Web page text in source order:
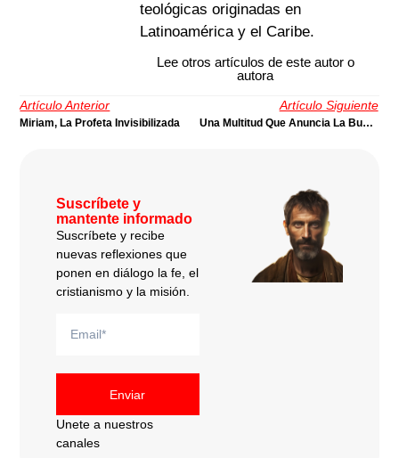
teológicas originadas en
Latinoamérica y el Caribe.
Lee otros artículos de este autor o
autora
Artículo Anterior
Miriam, La Profeta Invisibilizada
Artículo Siguiente
Una Multitud Que Anuncia La Buena Noticia
Suscríbete y
mantente informado
Suscríbete y recibe
nuevas reflexiones que
ponen en diálogo la fe, el
cristianismo y la misión.
Enviar
Unete a nuestros
canales